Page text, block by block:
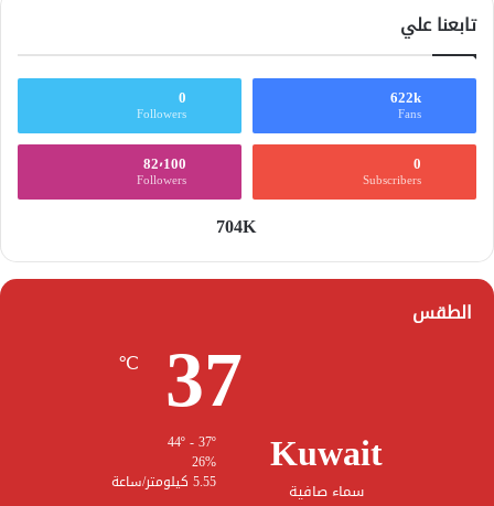
تابعنا علي
622k
Fans
0
Followers
0
Subscribers
82٬100
Followers
704K
الطقس
Kuwait
سماء صافية
37
℃
26%
5.55 كيلومتر/ساعة